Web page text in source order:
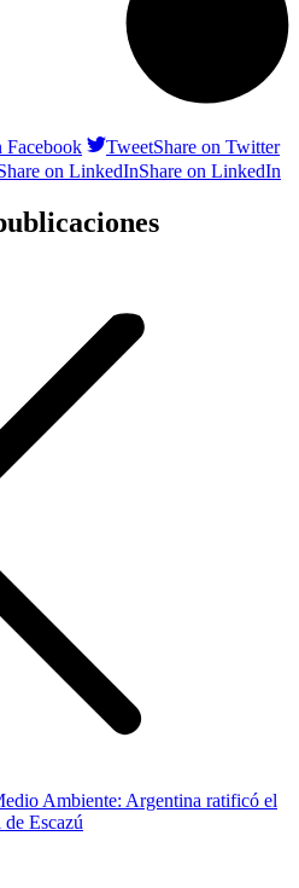
Facebook TweetShare on Twitter
on LinkedInShare on LinkedIn
Ambiente: Argentina ratificó el
Escazú